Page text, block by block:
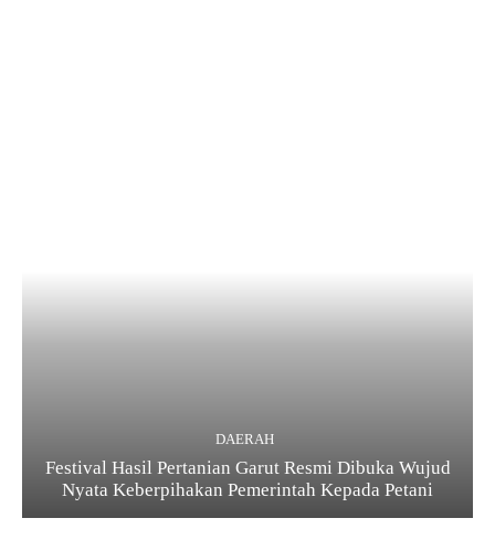
DAERAH
Festival Hasil Pertanian Garut Resmi Dibuka Wujud
Nyata Keberpihakan Pemerintah Kepada Petani